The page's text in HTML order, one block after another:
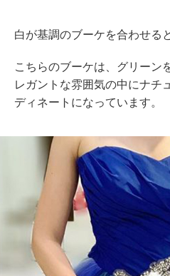
白が基調のブーケを合わせる
こちらのブーケは、グリーン
レガントな雰囲気の中にナチ
ディネートになっています。